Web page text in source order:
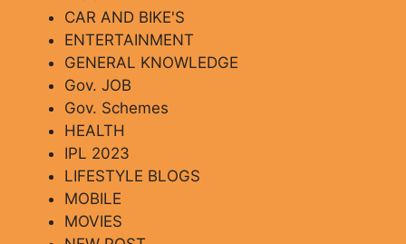
CAR AND BIKE'S
ENTERTAINMENT
GENERAL KNOWLEDGE
Gov. JOB
Gov. Schemes
HEALTH
IPL 2023
LIFESTYLE BLOGS
MOBILE
MOVIES